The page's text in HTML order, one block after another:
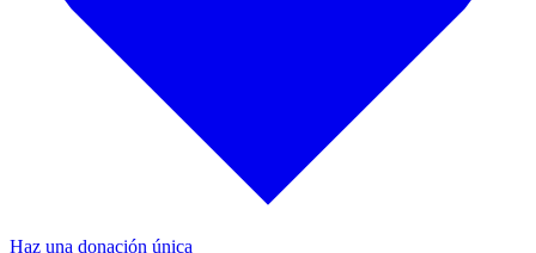
Haz una donación única